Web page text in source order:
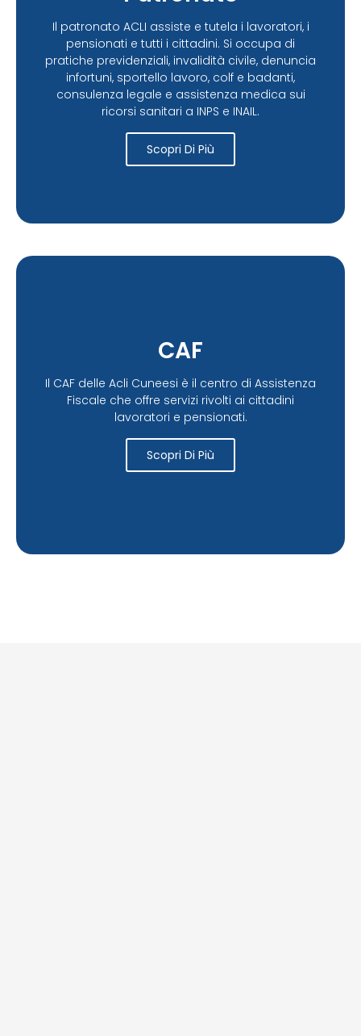
Il patronato ACLI assiste e tutela i lavoratori, i
pensionati e tutti i cittadini. Si occupa di
pratiche previdenziali, invalidità civile, denuncia
infortuni, sportello lavoro, colf e badanti,
consulenza legale e assistenza medica sui
ricorsi sanitari a INPS e INAIL.
Scopri Di Più
CAF
Il CAF delle Acli Cuneesi è il centro di Assistenza
Fiscale che offre servizi rivolti ai cittadini
lavoratori e pensionati.
Scopri Di Più